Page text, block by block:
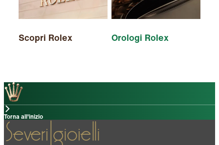
Scopri Rolex Orologi Rolex
Torna all'inizio